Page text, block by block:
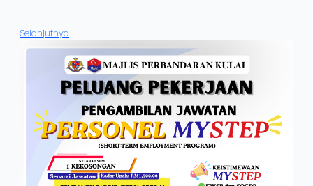
Selanjutnya